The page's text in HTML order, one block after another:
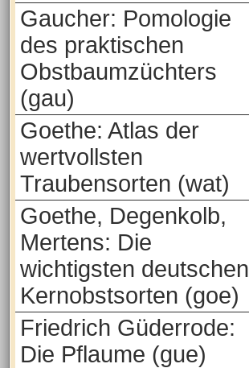
Gaucher: Pomologie
des praktischen
Obstbaumzüchters
(gau)
Goethe: Atlas der
wertvollsten
Traubensorten (wat)
Goethe, Degenkolb,
Mertens: Die
wichtigsten deutschen
Kernobstsorten (goe)
Friedrich Güderrode:
Die Pflaume (gue)